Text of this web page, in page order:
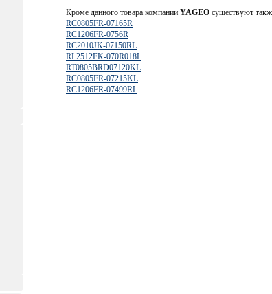
Кроме данного товара компании YAGEO существуют
RC0805FR-07165R
RC1206FR-0756R
RC2010JK-07150RL
RL2512FK-070R018L
RT0805BRD07120KL
RC0805FR-07215KL
RC1206FR-07499RL